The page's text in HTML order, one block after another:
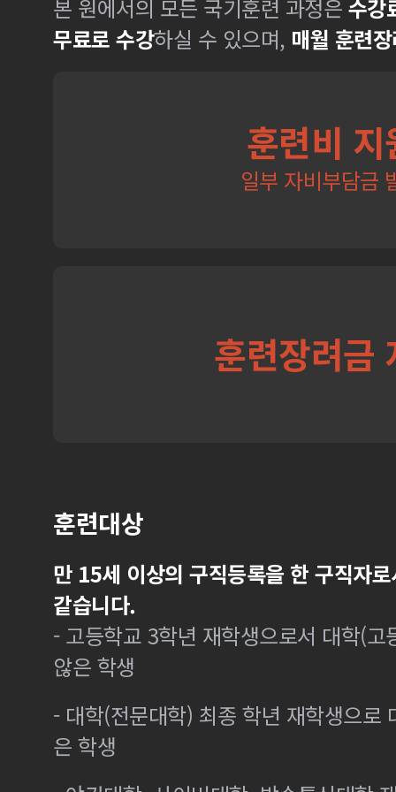
본 원에서의 모든 국기훈련 과정은 수강
무료로 수강하실 수 있으며, 매월 훈련
훈련비 지
일부 자비부담금
훈련장려금
훈련대상
만 15세 이상의 구직등록을 한 구직자
같습니다.
- 고등학교 3학년 재학생으로서 대학(고
않은 학생
- 대학(전문대학) 최종 학년 재학생으로
은 학생